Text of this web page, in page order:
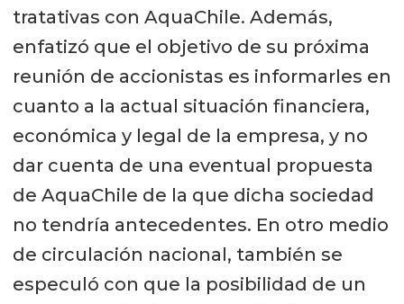
tratativas con AquaChile. Además,
enfatizó que el objetivo de su próxima
reunión de accionistas es informarles en
cuanto a la actual situación financiera,
económica y legal de la empresa, y no
dar cuenta de una eventual propuesta
de AquaChile de la que dicha sociedad
no tendría antecedentes. En otro medio
de circulación nacional, también se
especuló con que la posibilidad de un